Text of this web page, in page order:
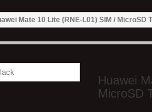
Mate 10 Lite (RNE-L01) SIM / MicroSD
Huawei
MicroSD